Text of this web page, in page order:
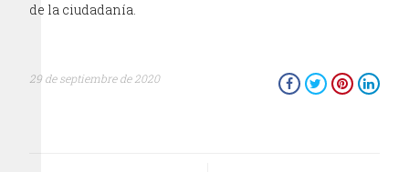
de la ciudadanía.
29 de septiembre de 2020